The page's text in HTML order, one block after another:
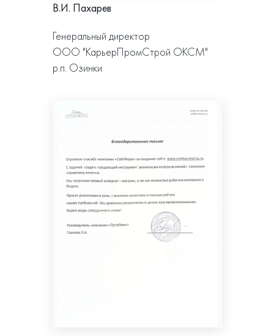
В.И. Пахарев
Генеральный директор
ООО "КарьерПромСтрой ОКСМ"
р.п. Озинки